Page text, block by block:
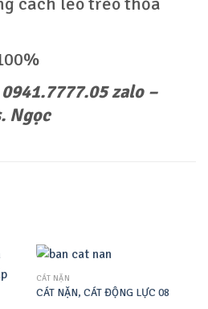
0941.7777.05 zalo –
Ngọc
CÁT NẶN
CÁT NẶN, CÁT ĐỘNG LỰC 08